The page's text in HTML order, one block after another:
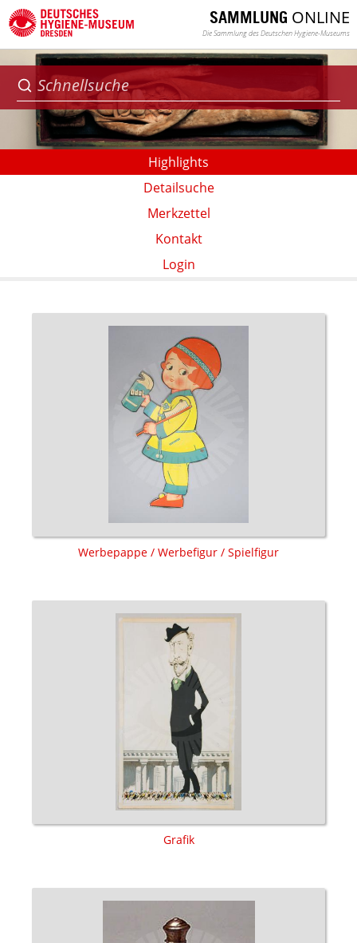
SAMMLUNG ONLINE
Die Sammlung des Deutschen Hygiene-Museums
Highlights
Detailsuche
Merkzettel
Kontakt
Login
Werbepappe / Werbefigur / Spielfigur
Grafik